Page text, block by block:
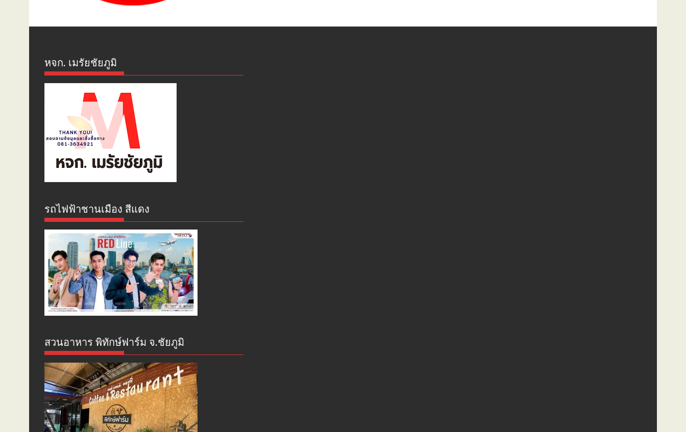
หจก. เมรัยชัยภูมิ
รถไฟฟ้าชานเมือง สีแดง
สวนอาหาร พิทักษ์ฟาร์ม จ.ชัยภูมิ